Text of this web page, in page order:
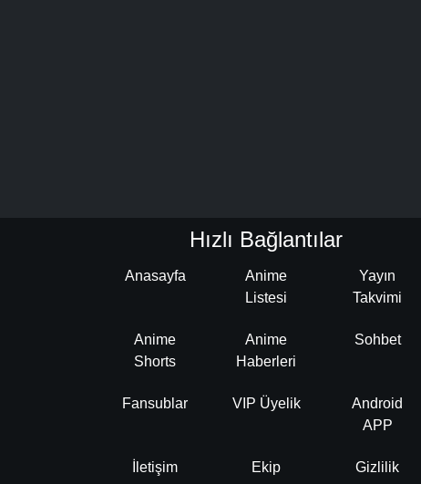
Hızlı Bağlantılar
Anasayfa
Anime
Listesi
Yayın
Takvimi
Anime
Shorts
Anime
Haberleri
Sohbet
Fansublar VIP Üyelik
Android
APP
İletişim Ekip Gizlilik